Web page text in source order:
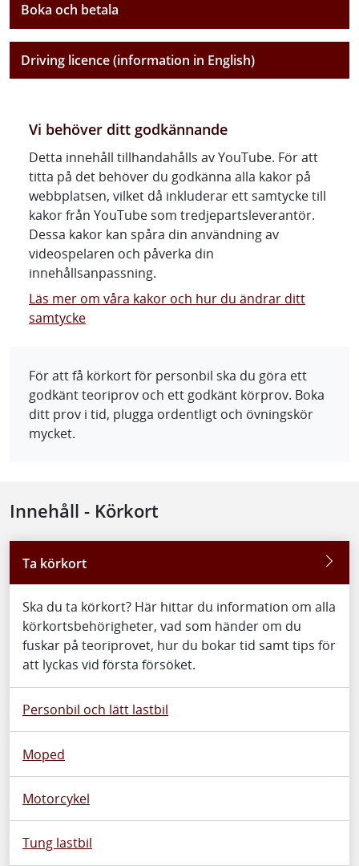
Boka och betala
Driving licence (information in English)
Vi behöver ditt godkännande
Detta innehåll tillhandahålls av YouTube. För att
titta på det behöver du godkänna alla kakor på
webbplatsen, vilket då inkluderar ett samtycke till
kakor från YouTube som tredjepartsleverantör.
Dessa kakor kan spåra din användning av
videospelaren och påverka din
innehållsanpassning.
Läs mer om våra kakor och hur du ändrar ditt
samtycke
För att få körkort för personbil ska du göra ett
godkänt teoriprov och ett godkänt körprov. Boka
ditt prov i tid, plugga ordentligt och övningskör
mycket.
Innehåll - Körkort
Ta körkort
Ska du ta körkort? Här hittar du information om alla
körkortsbehörigheter, vad som händer om du
fuskar på teoriprovet, hur du bokar tid samt tips för
att lyckas vid första försöket.
Personbil och lätt lastbil
Moped
Motorcykel
Tung lastbil